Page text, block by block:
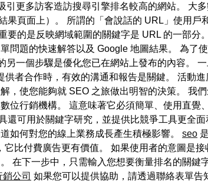
引更多訪客造訪搜尋引擎排名較高的網站。 大
果頁面上）。 所謂的「會說話的 URL」使用戶
要的是反映網域範圍的關鍵字是 URL 的一部分
問題的快速解答以及 Google 地圖結果。 為
另一個步驟是優化您已在網站上發布的內容。
供者合作時，有效的溝通和報告是關鍵。 活動
，使您能夠就 SEO 之旅做出明智的決策。 我
位行銷機構。 這意味著它必須簡單、使用直
還可用於關鍵字研究，並提供比競爭工具更全
如何對您的線上業務成長產生積極影響。 seo
比付費廣告更有價值。 如果使用者的意圖是
在下一步中，只需輸入您想要衡量排名的關
公司 如果您可以提供協助，請透過聯絡表單